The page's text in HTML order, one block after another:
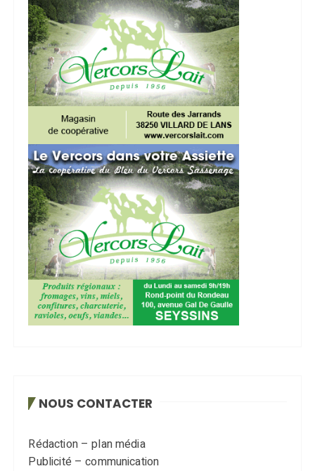
NOUS CONTACTER
Rédaction – plan média
Publicité – communication